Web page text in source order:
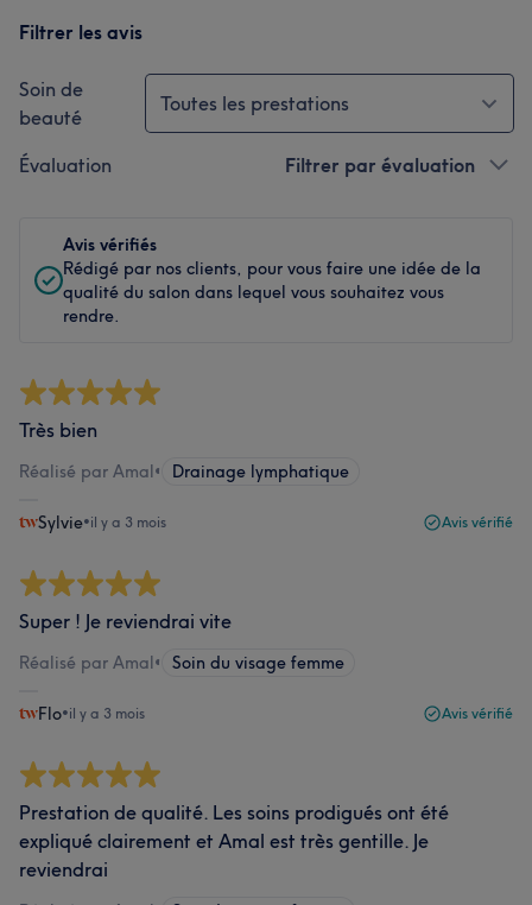
Filtrer les avis
Soin de
beauté
Toutes les prestations
Évaluation Filtrer par évaluation
Avis vérifiés
Rédigé par nos clients, pour vous faire une idée de la
qualité du salon dans lequel vous souhaitez vous
rendre.
Très bien
Réalisé par Amal• Drainage lymphatique
Sylvie•il y a 3 mois Avis vérifié
Super ! Je reviendrai vite
Réalisé par Amal• Soin du visage femme
Flo•il y a 3 mois Avis vérifié
Prestation de qualité. Les soins prodigués ont été
expliqué clairement et Amal est très gentille. Je
reviendrai